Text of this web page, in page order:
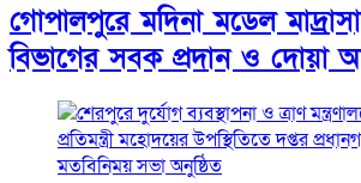
গোপালপুরে মদিনা মডেল
বিভাগের সবক প্রদান ও দোয়া